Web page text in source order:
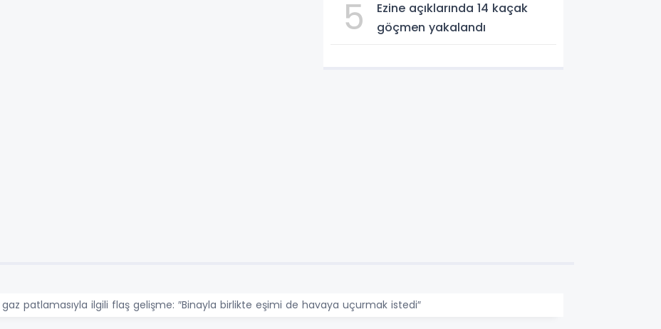
5
Ezine açıklarında 14 kaçak
göçmen yakalandı
gaz patlamasıyla ilgili flaş gelişme: ″Binayla birlikte eşimi de havaya uçurmak istedi″